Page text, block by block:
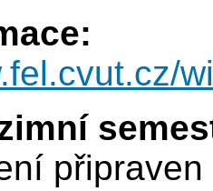
připraven